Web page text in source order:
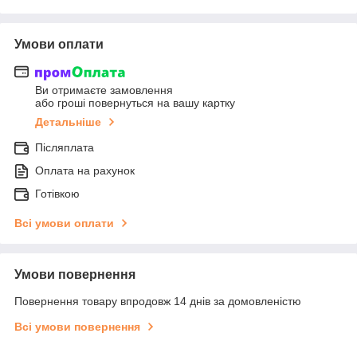
Умови оплати
Ви отримаєте замовлення
або гроші повернуться на вашу картку
Детальніше
Післяплата
Оплата на рахунок
Готівкою
Всі умови оплати
Умови повернення
Повернення товару впродовж 14 днів за домовленістю
Всі умови повернення